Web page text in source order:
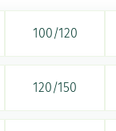
100/120
120/150